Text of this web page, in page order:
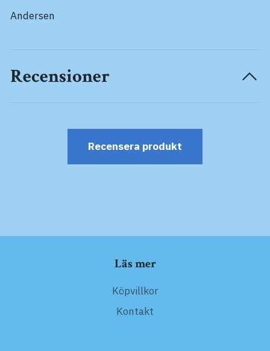
Andersen
Recensioner
Recensera produkt
Läs mer
Köpvillkor
Kontakt